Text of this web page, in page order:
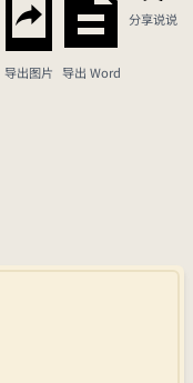
导出图片 导出 Word
分享说说